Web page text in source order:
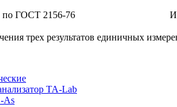
по ГОСТ 2156-76
трех результатов единичных
ТА-Lab
As